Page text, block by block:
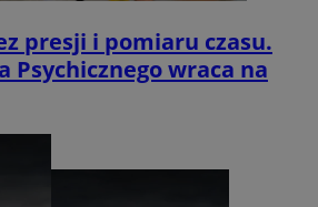
presji i pomiaru czasu.
Psychicznego wraca na